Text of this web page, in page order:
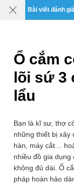
Mô tả Chi tiết
Bài viết đánh
Ổ cắm
lõi sứ 3
lẩu
Bạn là kĩ sư, thợ
những thiết bị xây
hàn, máy cắt…
nhiều đồ gia dụng
không đủ dài. Ổ
pháp hoàn hảo